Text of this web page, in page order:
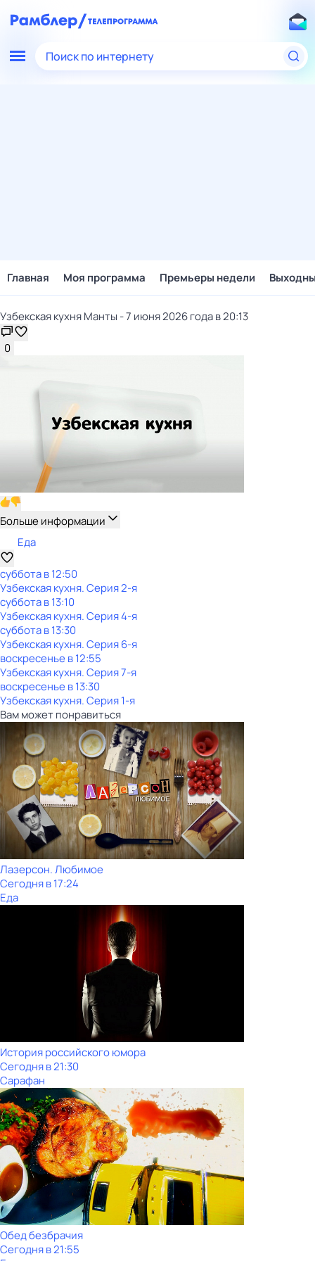
Поиск по интернету
Главная Моя программа Премьеры недели
Узбекская кухня Манты - 7 июня 2026 года в 20:13
0
Больше информации
Еда
субботав12:50
Узбекская кухня. Серия 2-я
субботав13:10
Узбекская кухня. Серия 4-я
субботав13:30
Узбекская кухня. Серия 6-я
воскресенье в12:55
Узбекская кухня. Серия 7-я
воскресенье в13:30
Узбекская кухня. Серия 1-я
Вам может понравиться
Лазерсон. Любимое
Сегодня в 17:24
Еда
История российского юмора
Сегодня в 21:30
Сарафан
Обед безбрачия
Сегодня в 21:55